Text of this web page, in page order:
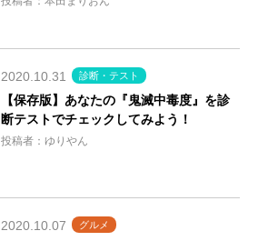
2020.10.31 診断・テスト
【保存版】あなたの『鬼滅中毒度』を診
断テストでチェックしてみよう！
投稿者：ゆりやん
2020.10.07 グルメ